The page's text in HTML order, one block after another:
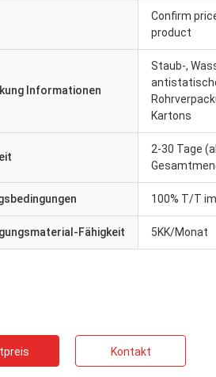
Confirm
product
Informationen
Staub-,
Kartons
2-30 Tage
100% T/T
Fähigkeit 5KK/Monat
Kontakt